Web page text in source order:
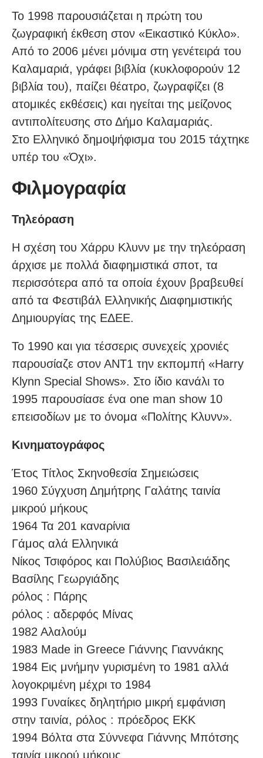
Το 1998 παρουσιάζεται η πρώτη του
ζωγραφική έκθεση στον «Εικαστικό Κύκλο».
Από το 2006 μένει μόνιμα στη γενέτειρά του
Καλαμαριά, γράφει βιβλία (κυκλοφορούν 12
βιβλία του), παίζει θέατρο, ζωγραφίζει (8
ατομικές εκθέσεις) και ηγείται της μείζονος
αντιπολίτευσης στο Δήμο Καλαμαριάς.
Στο Ελληνικό δημοψήφισμα του 2015 τάχτηκε
υπέρ του «Όχι».
Φιλμογραφία
Τηλεόραση
Η σχέση του Χάρρυ Κλυνν με την τηλεόραση
άρχισε με πολλά διαφημιστικά σποτ, τα
περισσότερα από τα οποία έχουν βραβευθεί
από τα Φεστιβάλ Ελληνικής Διαφημιστικής
Δημιουργίας της EΔEE.
Το 1990 και για τέσσερις συνεχείς χρονιές
παρουσίαζε στον ΑΝΤ1 την εκπομπή «Harry
Klynn Special Shows». Στο ίδιο κανάλι το
1995 παρουσίασε ένα one man show 10
επεισοδίων με το όνομα «Πολίτης Κλυνν».
Κινηματογράφος
Έτος Τίτλος Σκηνοθεσία Σημειώσεις
1960 Σύγχυση Δημήτρης Γαλάτης ταινία
μικρού μήκους
1964 Τα 201 καναρίνια
Γάμος αλά Ελληνικά
Νίκος Τσιφόρος και Πολύβιος Βασιλειάδης
Βασίλης Γεωργιάδης
ρόλος : Πάρης
ρόλος : αδερφός Μίνας
1982 Αλαλούμ
1983 Made in Greece Γιάννης Γιαννάκης
1984 Εις μνήμην γυρισμένη το 1981 αλλά
λογοκριμένη μέχρι το 1984
1993 Γυναίκες δηλητήριο μικρή εμφάνιση
στην ταινία, ρόλος : πρόεδρος ΕΚΚ
1994 Βόλτα στα Σύννεφα Γιάννης Mπότσης
ταινία μικρού μήκους